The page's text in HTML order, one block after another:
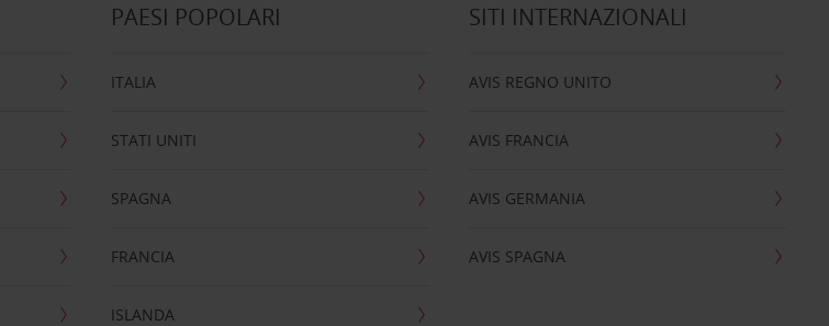
PAESI POPOLARI
ITALIA
STATI UNITI
SPAGNA
FRANCIA
ISLANDA
SITI INTERNAZIONALI
AVIS REGNO UNITO
AVIS FRANCIA
AVIS GERMANIA
AVIS SPAGNA